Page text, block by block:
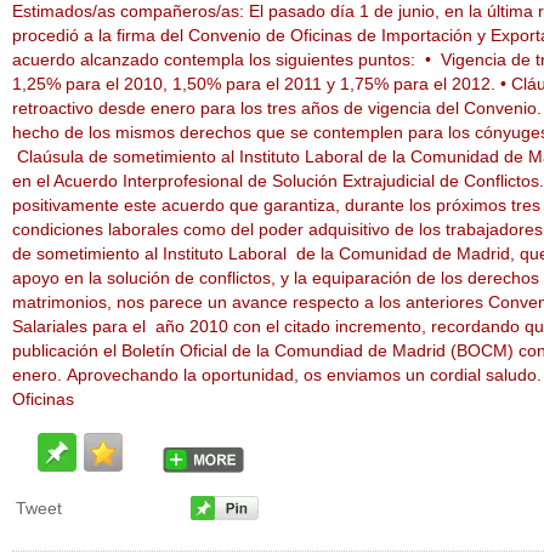
Estimados/as compañeros/as: El pasado día 1 de junio, en la última
procedió a la firma del Convenio de Oficinas de Importación y
acuerdo alcanzado contempla los siguientes puntos: • Vigencia de
1,25% para el 2010, 1,50% para el 2011 y 1,75% para el 2012. •
retroactivo desde enero para los tres años de vigencia del
hecho de los mismos derechos que se contemplen para los
Claúsula de sometimiento al Instituto Laboral de la Comunidad de
en el Acuerdo Interprofesional de Solución Extrajudicial de
positivamente este acuerdo que garantiza, durante los próximos
condiciones laborales como del poder adquisitivo de los
de sometimiento al Instituto Laboral de la Comunidad de Madrid,
apoyo en la solución de conflictos, y la equiparación de los
matrimonios, nos parece un avance respecto a los anteriores
Salariales para el año 2010 con el citado incremento, recordando
publicación el Boletín Oficial de la Comundiad de Madrid (BOCM)
enero. Aprovechando la oportunidad, os enviamos un cordial
Oficinas
Tweet